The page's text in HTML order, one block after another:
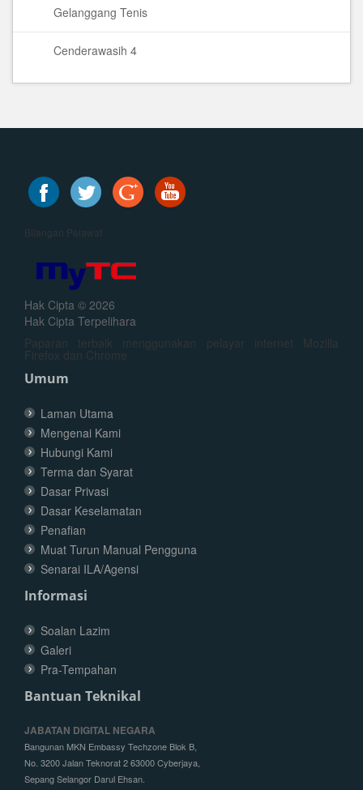
Gelanggang Tenis
Cenderawasih 4
Bilangan Pelawat
Hak Cipta © 2026
Hak Cipta Terpelihara
Paparan terbaik menggunakan pelayar internet Mozilla
Firefox dan Chrome
Umum
Laman Utama
Mengenai Kami
Hubungi Kami
Terma dan Syarat
Dasar Privasi
Dasar Keselamatan
Penafian
Muat Turun Manual Pengguna
Senarai ILA/Agensi
Informasi
Soalan Lazim
Galeri
Pra-Tempahan
Bantuan Teknikal
JABATAN DIGITAL NEGARA
Bangunan MKN Embassy Techzone Blok B,
No. 3200 Jalan Teknorat 2 63000 Cyberjaya,
Sepang Selangor Darul Ehsan.